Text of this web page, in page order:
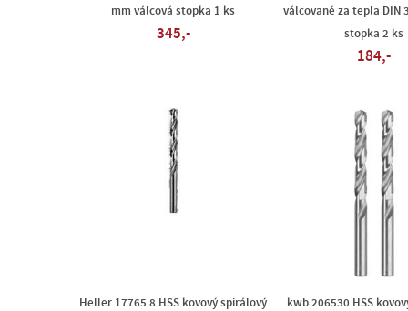
mm válcová stopka 1 ks
345,-
válcované za tepla DIN
stopka 2 ks
184,-
Heller 17765 8 HSS kovový spirálový
kwb 206530 HSS